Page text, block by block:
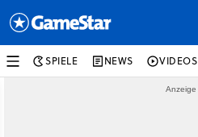
SPIELE NEWS VIDEOS